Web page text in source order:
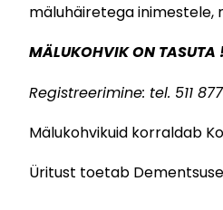
mäluhäiretega inimestele,
MÄLUKOHVIK ON TASUTA
Registreerimine: tel. 511
Mälukohvikuid korraldab
Üritust toetab